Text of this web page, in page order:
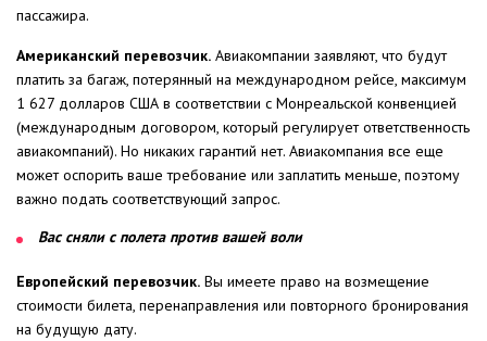
пассажира.
Американский перевозчик. Авиакомпании заявляют, что будут
платить за багаж, потерянный на международном рейсе, максимум
1 627 долларов США в соответствии с Монреальской конвенцией
(международным договором, который регулирует ответственность
авиакомпаний). Но никаких гарантий нет. Авиакомпания все еще
может оспорить ваше требование или заплатить меньше, поэтому
важно подать соответствующий запрос.
Вас сняли с полета против вашей воли
Европейский перевозчик. Вы имеете право на возмещение
стоимости билета, перенаправления или повторного бронирования
на будущую дату.